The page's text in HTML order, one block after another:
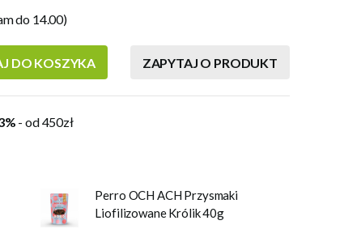
do 14.00)
DO KOSZYKA ZAPYTAJ O PRODUKT
- od 450zł
Perro OCH ACH Przysmaki
Liofilizowane Królik 40g